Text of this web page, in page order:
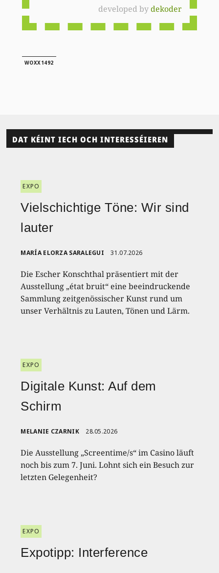
developed bydekoder
WOXX1492
DAT KÉINT IECH OCH INTERESSÉIEREN
EXPO
Vielschichtige Töne: Wir sind
lauter
MARÍA ELORZA SARALEGUI 31.07.2026
Die Escher Konschthal präsentiert mit der
Ausstellung „état bruit“ eine beeindruckende
Sammlung zeitgenössischer Kunst rund um
unser Verhältnis zu Lauten, Tönen und Lärm.
EXPO
Digitale Kunst: Auf dem
Schirm
MELANIE CZARNIK 28.05.2026
Die Ausstellung „Screentime/s“ im Casino läuft
noch bis zum 7. Juni. Lohnt sich ein Besuch zur
letzten Gelegenheit?
EXPO
Expotipp: Interference